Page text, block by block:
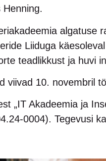
algatuse
Liiduga
teadlikkust ja huvi
viivad 10. novembril
„IT Akadeemia ja
0004). Tegevusi